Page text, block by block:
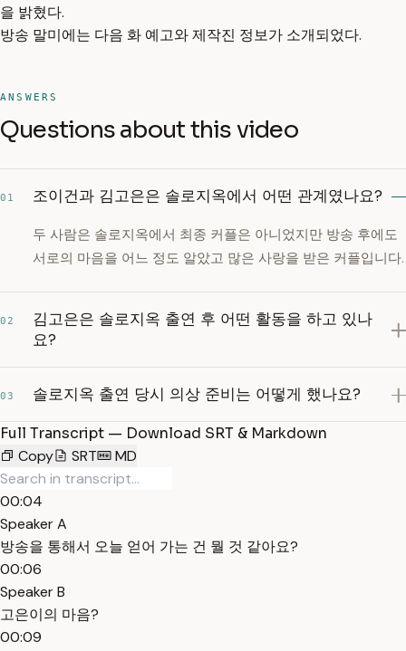
을 밝혔다.
방송 말미에는 다음 화 예고와 제작진 정보가 소개되었다.
ANSWERS
Questions about this video
01 조이건과 김고은은 솔로지옥에서 어떤 관계였나요?
두 사람은 솔로지옥에서 최종 커플은 아니었지만 방송 후에도
서로의 마음을 어느 정도 알았고 많은 사랑을 받은 커플입니다.
02
김고은은 솔로지옥 출연 후 어떤 활동을 하고 있나
요?
03 솔로지옥 출연 당시 의상 준비는 어떻게 했나요?
Full Transcript — Download SRT & Markdown
Copy
SRT MD
00:04
Speaker A
방송을 통해서 오늘 얻어 가는 건 뭘 것 같아요?
00:06
Speaker B
고은이의 마음?
00:09